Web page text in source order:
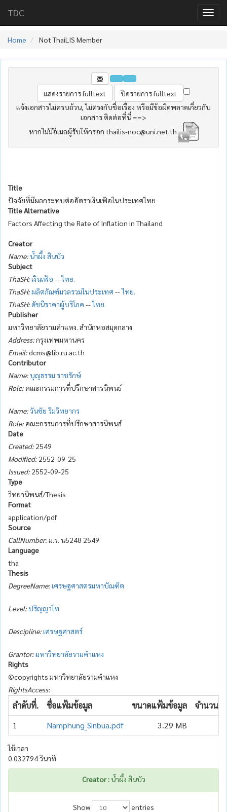
TDC
Home Not ThaiLIS Member
แจ้งเอกสารไม่ครบถ้วน, ไม่ตรงกับชื่อเรื่อง หรือมีข้อผิดพลาดเกี่ยวกับ
เอกสาร ติดต่อที่นี่ ==>
หากไม่มีอีเมลผู้รับให้กรอก thailis-noc@uni.net.th
Title
ปัจจัยที่มีผลกระทบต่ออัตราเงินเฟ้อในประเทศไทย
Title Alternative
Factors Affecting the Rate of Inflation in Thailand
Creator
Name:น้ำผึ้ง สินบัว
Subject
ThaSH:เงินเฟ้อ --ไทย.
ThaSH:ผลิตภัณฑ์มวลรวมในประเทศ --ไทย.
ThaSH:ดัชนีราคาผู้บริโภค --ไทย.
Publisher
มหาวิทยาลัยรามคำแหง. สำนักหอสมุดกลาง
Address:กรุงเทพมหานคร
Email:dcms@lib.ru.ac.th
Contributor
Name:บุญธรรม ราชรักษ์
Role: คณะกรรมการที่ปรึกษาสารนิพนธ์
Name:วันชัย ริมวิทยากร
Role: คณะกรรมการที่ปรึกษาสารนิพนธ์
Date
Created: 2549
Modified: 2552-09-25
Issued: 2552-09-25
Type
วิทยานิพนธ์/Thesis
Format
application/pdf
Source
CallNumber:ม.ร. น5248 2549
Language
tha
Thesis
DegreeName:เศรษฐศาสตรมหาบัณฑิต
Level:ปริญญาโท
Descipline:เศรษฐศาสตร์
Grantor:มหาวิทยาลัยรามคำแหง
Rights
©copyrights มหาวิทยาลัยรามคำแหง
RightsAccess:
ลำดับที่. ชื่อแฟ้มข้อมูล ขนาดแฟ้มข้อมูล
จำนวนเ
1
Namphung_Sinbua.pdf 3.29 MB
ใช้เวลา
0.032794 วินาที
Creator :น้ำผึ้ง สินบัว
Show
entries